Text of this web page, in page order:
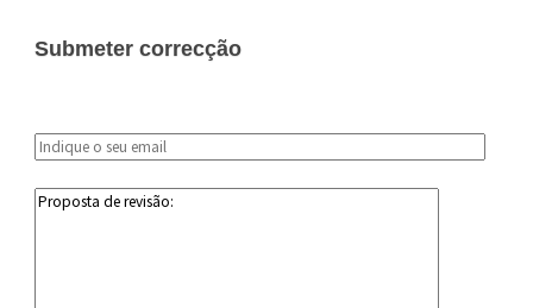
Submeter correcção